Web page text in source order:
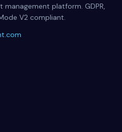
platform. GDPR,
V2 compliant.